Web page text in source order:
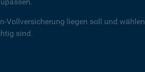
Vollversicherung liegen soll und wählen
sind.